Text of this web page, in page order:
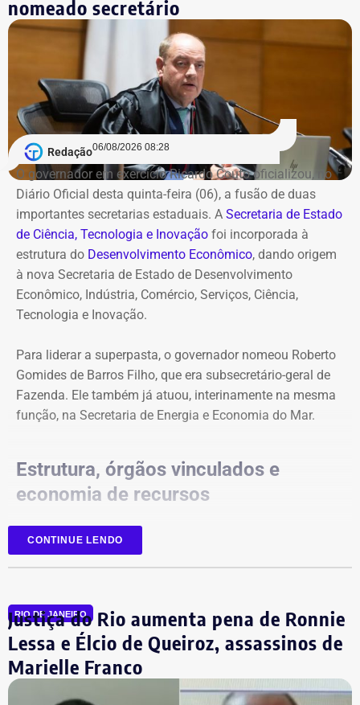
de busca e apreensão cumpridos pelo MP.
Com informações do portal “G1”.
O PSD, por sua vez, não perde o aliado (se mantivesse a
candidatura solo de Miro, o partido fundado por Leonel
Brizola teria que deixar a coligação) e ainda ganha um
pouco da simpatia da esquerda à candidatura de Pedro
Paulo.
nomeado secretário
Redação06/08/2026 08:28
O governador em exercício Ricardo Couto oficializou, no
Diário Oficial desta quinta-feira (06), a fusão de duas
importantes secretarias estaduais. A Secretaria de Estado
de Ciência, Tecnologia e Inovação foi incorporada à
estrutura do Desenvolvimento Econômico, dando origem
à nova Secretaria de Estado de Desenvolvimento
Econômico, Indústria, Comércio, Serviços, Ciência,
Tecnologia e Inovação.
Para liderar a superpasta, o governador nomeou Roberto
Gomides de Barros Filho, que era subsecretário-geral de
Fazenda. Ele também já atuou, interinamente na mesma
função, na Secretaria de Energia e Economia do Mar.
Estrutura, órgãos vinculados e
economia de recursos
A reorganização foi realizada sem aumento de despesas.
Na nova estrutura interna, foi criada a subsecretaria de
Ciência, Tecnologia e Inovação, que substitui e altera a
Recursos e Projetos em Ciência e Tecnologia.
Com a mudança, a nova secretaria passa a concentrar a
supervisão e subordinação de um vasto ecossistema de
órgãos, universidades e agências de fomento, incluindo
CONTINUE LENDO
RIO DE JANEIRO
Justiça do Rio aumenta pena de Ronnie
Lessa e Élcio de Queiroz, assassinos de
Marielle Franco